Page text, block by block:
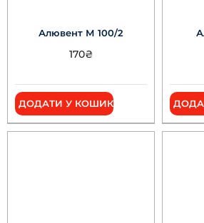
Алювент М 100/2
170₴
ДОДАТИ У КОШИК